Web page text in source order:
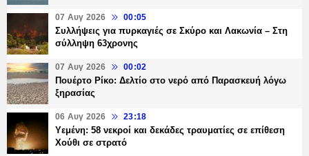
07 Αυγ 2026 00:05
Συλλήψεις για πυρκαγιές σε Σκύρο και Λακωνία – Στη
σύλληψη 63χρονης
07 Αυγ 2026 00:02
Πουέρτο Ρίκο: Δελτίο στο νερό από Παρασκευή λόγω
ξηρασίας
06 Αυγ 2026 23:18
Υεμένη: 58 νεκροί και δεκάδες τραυματίες σε επίθεση
Χούθι σε στρατό